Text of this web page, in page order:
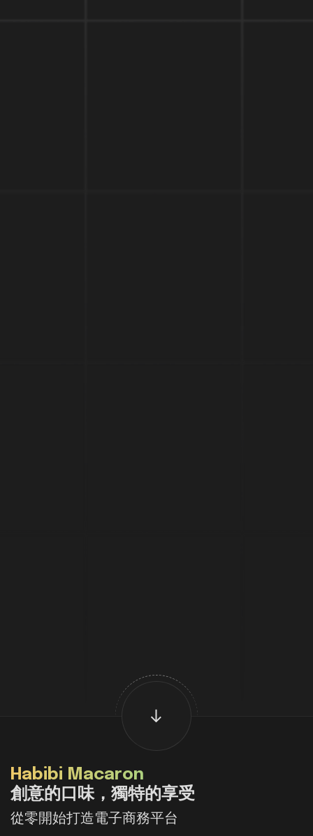
Habibi Macaron
創意的口味，獨特的享受
從零開始打造電子商務平台